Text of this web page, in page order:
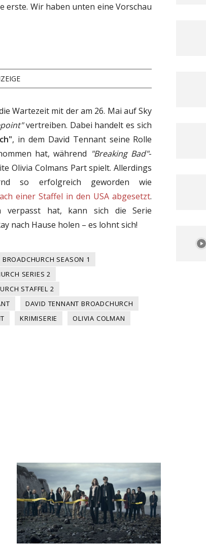
erste. Wir haben unten eine Vorschau
Wartezeit mit der am 26. Mai auf Sky
vertreiben. Dabei handelt es sich
, in dem David Tennant seine Rolle
hat, während "Breaking Bad"-
Olivia Colmans Part spielt. Allerdings
so erfolgreich geworden wie
einer Staffel in den USA abgesetzt.
verpasst hat, kann sich die Serie
nach Hause holen – es lohnt sich!
BROADCHURCH SEASON 1
SERIES 2
STAFFEL 2
DAVID TENNANT BROADCHURCH
KRIMISERIE
OLIVIA COLMAN